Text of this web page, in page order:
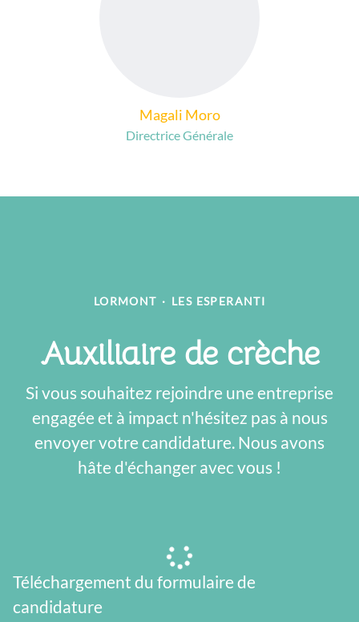
Magali Moro
Directrice Générale
LORMONT · LES ESPERANTI
Auxiliaire de crèche
Si vous souhaitez rejoindre une entreprise
engagée et à impact n'hésitez pas à nous
envoyer votre candidature. Nous avons
hâte d'échanger avec vous !
Téléchargement du formulaire de
candidature